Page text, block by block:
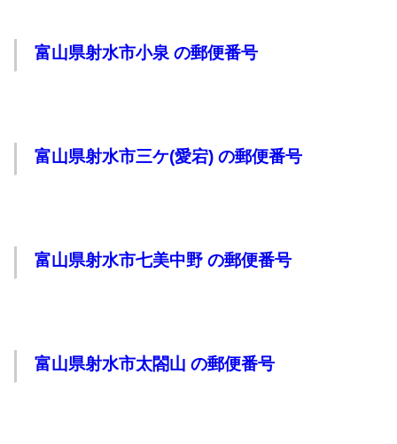
富山県射水市小泉 の郵便番号
富山県射水市三ケ(愛宕) の郵便番号
富山県射水市七美中野 の郵便番号
富山県射水市太閤山 の郵便番号